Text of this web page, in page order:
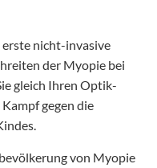
erste nicht-invasive
der Myopie bei
gleich Ihren Optik-
gegen die
von Myopie